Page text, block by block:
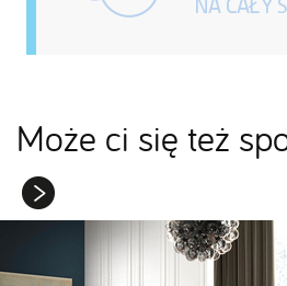
Może ci się też